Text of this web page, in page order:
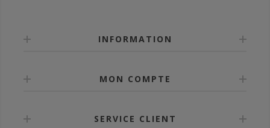
INFORMATION
MON COMPTE
SERVICE CLIENT